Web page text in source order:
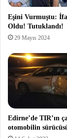
Eşini Vurmuştu:
Oldu! Tutuklandı!
29 Mayıs 2024
Edirne’de TIR’ın
otomobilin